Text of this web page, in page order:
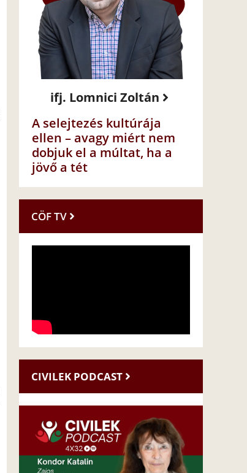
ifj. Lomnici Zoltán
A selejtezés kultúrája
ellen – avagy miért nem
dobjuk el a múltat, ha a
jövő a tét
CÖF TV
CIVILEK PODCAST